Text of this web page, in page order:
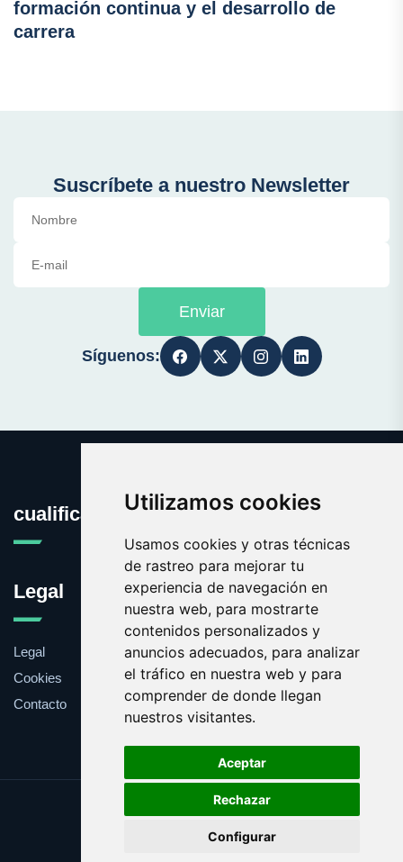
Utilizamos cookies
Usamos cookies y otras técnicas
de rastreo para mejorar tu
experiencia de navegación en
nuestra web, para mostrarte
contenidos personalizados y
anuncios adecuados, para analizar
el tráfico en nuestra web y para
comprender de donde llegan
nuestros visitantes.
Aceptar
Rechazar
Configurar
formación continua y el desarrollo de
carrera
Suscríbete a nuestro Newsletter
Enviar
Síguenos:
cualificacion.es
Legal
Legal
Cookies
Contacto
Update cookies preferences
Copyright © 2025 cualificacion.es